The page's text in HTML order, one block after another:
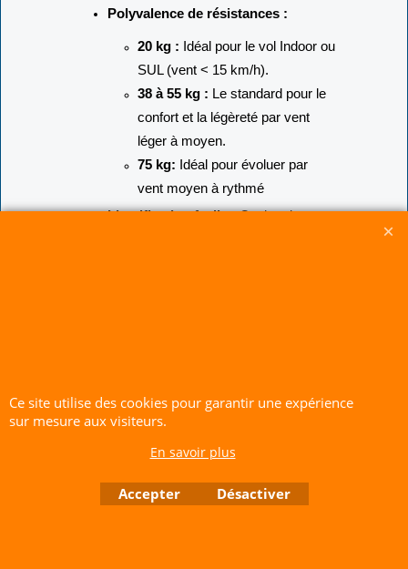
Polyvalence de résistances :
20 kg : Idéal pour le vol Indoor ou
SUL (vent < 15 km/h).
38 à 55 kg : Le standard pour le
confort et la légèreté par vent
léger à moyen.
75 kg: Idéal pour évoluer par
vent moyen à rythmé
Identification facile :Couleur jaune
l'égalisation avant votre première session.
CERF-VOLANT SERVICE 53 rue de Thubeauville 62650 Parenty. France
Vente directe auprès de notre local uniquement sur rendez-vous
Ce site utilise des cookies pour garantir une expérience
sur mesure aux visiteurs.
En savoir plus
Accepter Désactiver